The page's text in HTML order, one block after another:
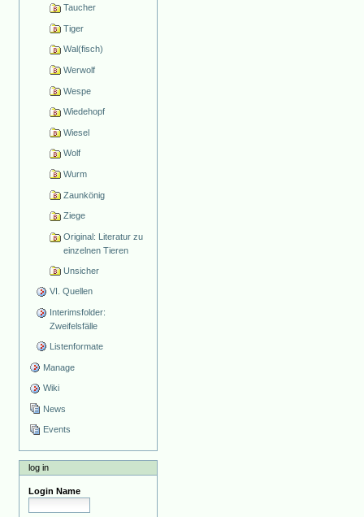
Taucher
Tiger
Wal(fisch)
Werwolf
Wespe
Wiedehopf
Wiesel
Wolf
Wurm
Zaunkönig
Ziege
Original: Literatur zu
einzelnen Tieren
Unsicher
VI. Quellen
Interimsfolder:
Zweifelsfälle
Listenformate
Manage
Wiki
News
Events
log in
Login Name